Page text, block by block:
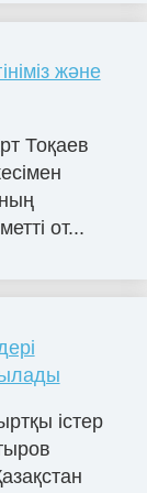
және
Тоқаев
от...
істер